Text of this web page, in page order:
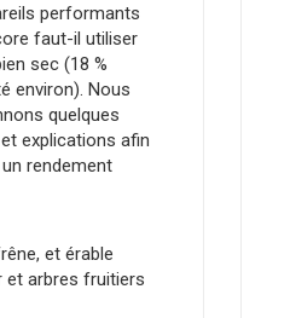
performants
faut-il utiliser
sec (18 %
environ). Nous
quelques
explications afin
un rendement
et érable
et arbres fruitiers